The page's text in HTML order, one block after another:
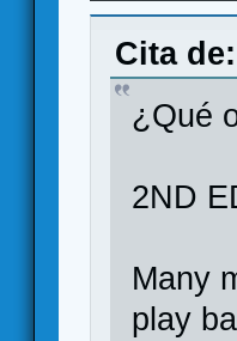
Cita
¿Qué
2ND
Many
play